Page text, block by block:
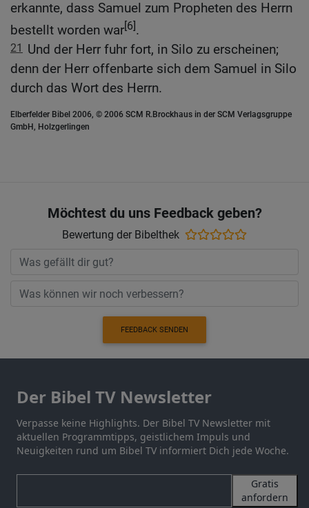
erkannte, dass Samuel zum Propheten des Herrn
bestellt worden war[6].
21 Und der Herr fuhr fort, in Silo zu erscheinen;
denn der Herr offenbarte sich dem Samuel in Silo
durch das Wort des Herrn.
Elberfelder Bibel 2006, © 2006 SCM R.Brockhaus in der SCM Verlagsgruppe
GmbH, Holzgerlingen
Möchtest du uns Feedback geben?
Bewertung der Bibelthek
FEEDBACK SENDEN
Der Bibel TV Newsletter
Verpasse keine Highlights. Der Bibel TV Newsletter mit
aktuellen Programmtipps, geistlichem Impuls und
Neuigkeiten rund um Bibel TV informiert Dich jede Woche.
Gratis
anfordern